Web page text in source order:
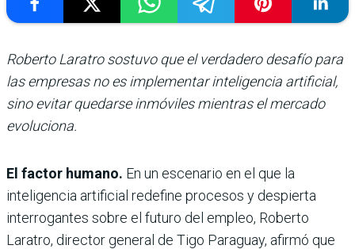
Roberto Laratro sostuvo que el verdadero desafío para
las empresas no es implementar inteligencia artificial,
sino evitar quedarse inmóviles mientras el mercado
evoluciona.
El factor humano. En un escenario en el que la
inteligencia artificial redefine procesos y despierta
interrogantes sobre el futuro del empleo, Roberto
Laratro, director general de Tigo Paraguay, afirmó que